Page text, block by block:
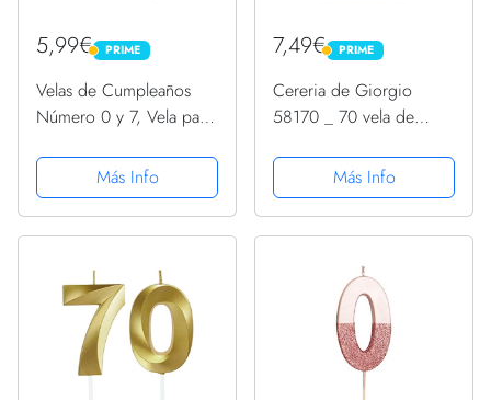
5,99€ PRIME
PRIME
Velas de Cumpleaños
Número 0 y 7, Vela para
Decoracion Tartas
Cumpleaños Toppers de
Pastel Decorativo, para
Más Info
7,49€ PRIME
PRIME
Cereria de Giorgio
58170 _ 70 vela de
purpurina símbolo
INTERROGACIÓN
Más Info